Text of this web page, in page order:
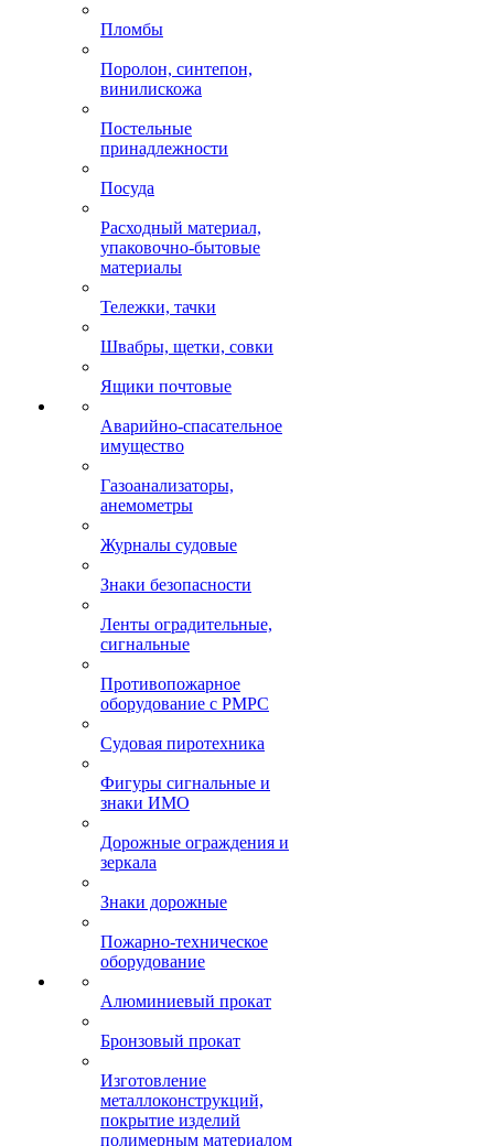
Пломбы
Поролон, синтепон,
винилискожа
Постельные
принадлежности
Посуда
Расходный материал,
упаковочно-бытовые
материалы
Тележки, тачки
Швабры, щетки, совки
Ящики почтовые
Аварийно-спасательное
имущество
Газоанализаторы,
анемометры
Журналы судовые
Знаки безопасности
Ленты оградительные,
сигнальные
Противопожарное
оборудование с РМРС
Судовая пиротехника
Фигуры сигнальные и
знаки ИМО
Дорожные ограждения и
зеркала
Знаки дорожные
Пожарно-техническое
оборудование
Алюминиевый прокат
Бронзовый прокат
Изготовление
металлоконструкций,
покрытие изделий
полимерным материалом